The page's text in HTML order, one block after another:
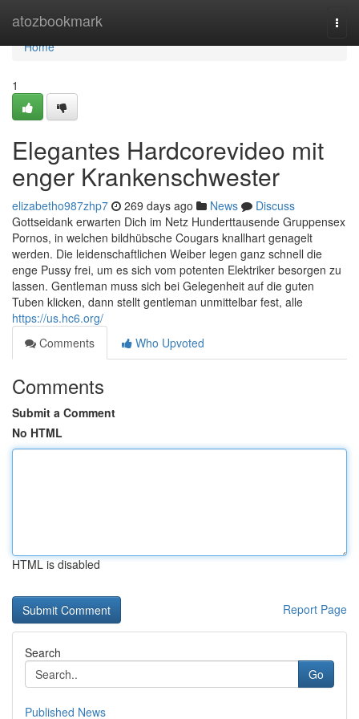
atozbookmark
Home
Home
1
Elegantes Hardcorevideo mit
enger Krankenschwester
elizabetho987zhp7 269 days ago News
Discuss
Gottseidank erwarten Dich im Netz Hunderttausende Gruppensex
Pornos, in welchen bildhübsche Cougars knallhart genagelt
werden. Die leidenschaftlichen Weiber legen ganz schnell die
enge Pussy frei, um es sich vom potenten Elektriker besorgen zu
lassen. Gentleman muss sich bei Gelegenheit auf die guten
Tuben klicken, dann stellt gentleman unmittelbar fest, alle
https://us.hc6.org/
Comments
Who Upvoted
Comments
Submit a Comment
No HTML
HTML is disabled
Report Page
Search
Go
Published News